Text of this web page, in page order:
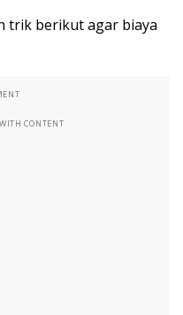
trik berikut agar biaya
CONTENT